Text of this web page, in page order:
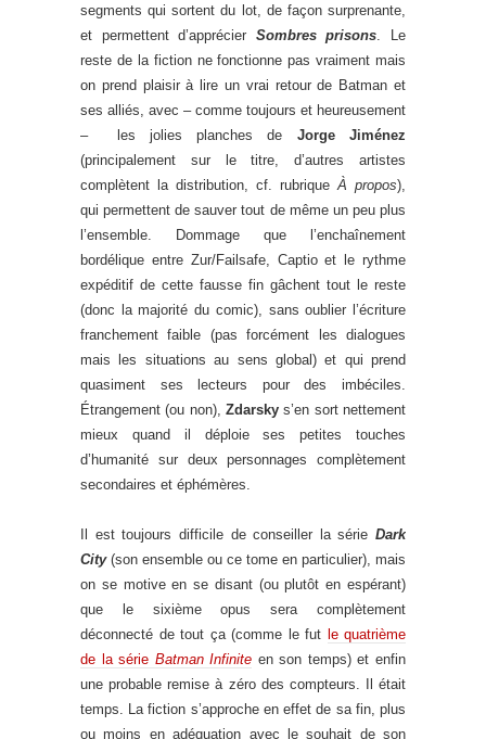
segments qui sortent du lot, de façon surprenante,
et permettent d’apprécier Sombres prisons. Le
reste de la fiction ne fonctionne pas vraiment mais
on prend plaisir à lire un vrai retour de Batman et
ses alliés, avec – comme toujours et heureusement
– les jolies planches de Jorge Jiménez
(principalement sur le titre, d’autres artistes
complètent la distribution, cf. rubriqueÀ propos),
qui permettent de sauver tout de même un peu plus
l’ensemble. Dommage que l’enchaînement
bordélique entre Zur/Failsafe, Captio et le rythme
expéditif de cette fausse fin gâchent tout le reste
(donc la majorité du comic), sans oublier l’écriture
franchement faible (pas forcément les dialogues
mais les situations au sens global) et qui prend
quasiment ses lecteurs pour des imbéciles.
Étrangement (ou non), Zdarsky s’en sort nettement
mieux quand il déploie ses petites touches
d’humanité sur deux personnages complètement
secondaires et éphémères.
Il est toujours difficile de conseiller la série Dark
City(son ensemble ou ce tome en particulier), mais
on se motive en se disant (ou plutôt en espérant)
que le sixième opus sera complètement
déconnecté de tout ça (comme le fut le quatrième
de la série Batman Infinite en son temps) et enfin
une probable remise à zéro des compteurs. Il était
temps. La fiction s’approche en effet de sa fin, plus
ou moins en adéquation avec le souhait de son